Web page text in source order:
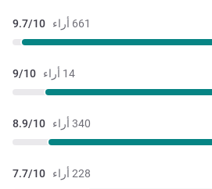
661 أراء 9.7/10
14 أراء 9/10
340 أراء 8.9/10
228 أراء 7.7/10